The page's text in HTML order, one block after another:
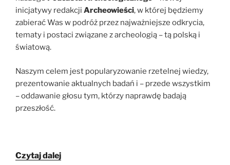
inicjatywy redakcji Archeowieści, w której będziemy
zabierać Was w podróż przez najważniejsze odkrycia,
tematy i postaci związane z archeologią – tą polską i
światową.
Naszym celem jest popularyzowanie rzetelnej wiedzy,
prezentowanie aktualnych badań i – przede wszystkim
– oddawanie głosu tym, którzy naprawdę badają
przeszłość.
Czytaj dalej„Mamy